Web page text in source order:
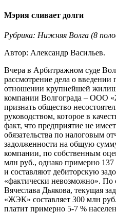
Мэрия сливает долги
Рубрика: Нижняя Волга (8
Автор: Александр Васильев.
Вчера в Арбитражном суде
рассмотрение дела о
отношении крупнейшей
компании Волгограда – ООО
признать общество
руководством, которое в
факт, что предприятие не
обязательства по налоговым
задолженности на общую
компании, по собственным
млн руб., однако примерно
и составляют дебиторскую
«фактически невозможно». По
Вячеслава Дьякова, текущая
«ЖЭК» составляет 300 млн
платит примерно 5-7 %